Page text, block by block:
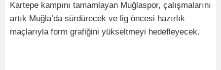
Kartepe kampını tamamlayan Muğlaspor, çalışmalarını
artık Muğla’da sürdürecek ve lig öncesi hazırlık
maçlarıyla form grafiğini yükseltmeyi hedefleyecek.